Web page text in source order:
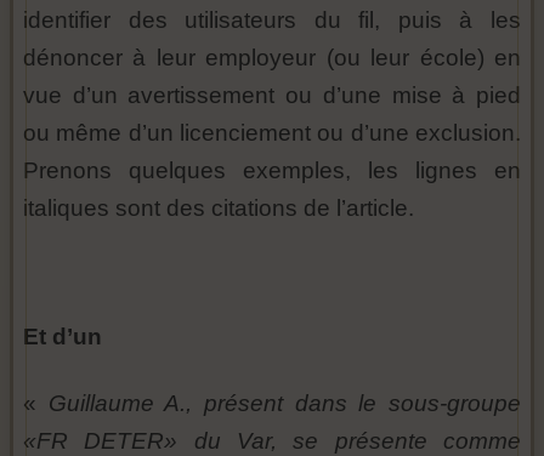
identifier des utilisateurs du fil, puis à les
dénoncer à leur employeur (ou leur école) en
vue d’un avertissement ou d’une mise à pied
ou même d’un licenciement ou d’une exclusion.
Prenons quelques exemples, les lignes en
italiques sont des citations de l’article.
Et d’un
« Guillaume A., présent dans le sous-groupe
«FR DETER» du Var, se présente comme